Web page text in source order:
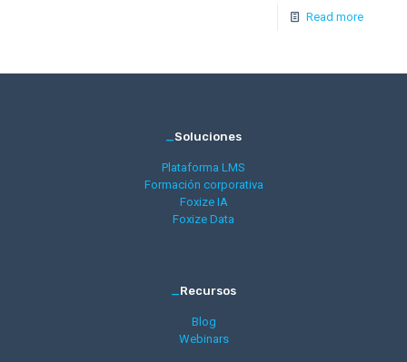
Read more
_Soluciones
Plataforma LMS
Formación corporativa
Foxize IA
Foxize Data
_Recursos
Blog
Webinars